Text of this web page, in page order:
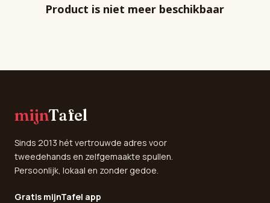
Product is niet meer beschikbaar
mijnTafel
Sinds 2013 hét vertrouwde adres voor
tweedehands en zelfgemaakte spullen.
Persoonlijk, lokaal en zonder gedoe.
Gratis mijnTafel app